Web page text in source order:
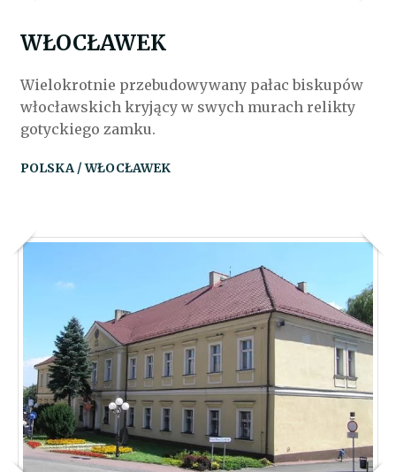
WŁOCŁAWEK
Wielokrotnie przebudowywany pałac biskupów
włocławskich kryjący w swych murach relikty
gotyckiego zamku.
POLSKA / WŁOCŁAWEK